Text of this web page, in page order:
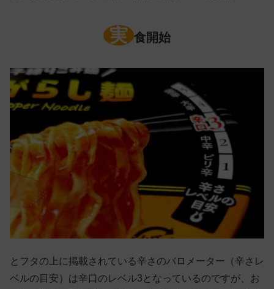
実 食開始
とフタの上に掲載されている辛さのバロメーター（辛さレ
ベルの目安）は辛口のレベル3となっているのですが、お